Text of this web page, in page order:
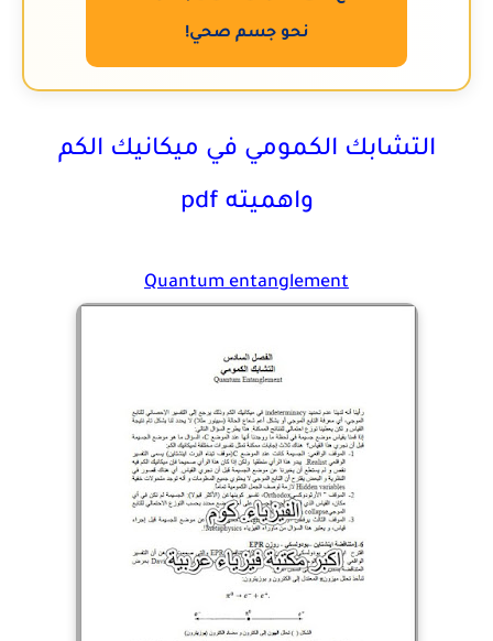
نحو جسم صحي!
التشابك الكمومي في ميكانيك الكم
واهميته pdf
Quantum entanglement